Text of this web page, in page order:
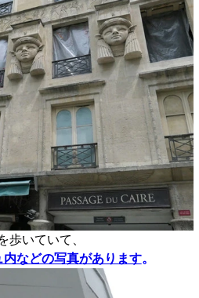
歩いていて、
などの写真があります。